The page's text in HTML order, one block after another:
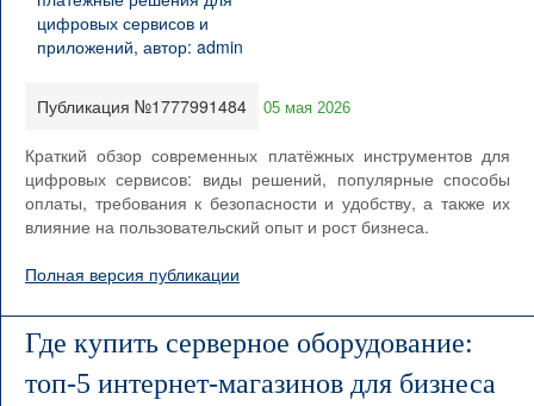
Публикация №1777991484 05 мая 2026
Краткий обзор современных платёжных инструментов для
цифровых сервисов: виды решений, популярные способы
оплаты, требования к безопасности и удобству, а также их
влияние на пользовательский опыт и рост бизнеса.
Полная версия публикации
Где купить серверное оборудование:
топ-5 интернет-магазинов для бизнеса